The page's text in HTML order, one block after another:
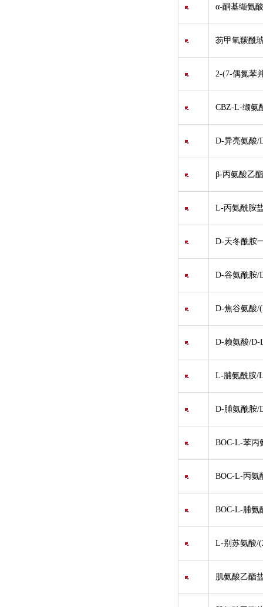
α-酮基缬氨
芴甲氧羰酰
2-(7-偶氮苯
CBZ-L-缬氨
D-异亮氨酸/
β-丙氨酸乙
L-丙氨酰胺
D-天冬酰胺
D-谷氨酰胺/
D-焦谷氨酸/
D-赖氨酸/D-
L-脯氨酰胺/
D-脯氨酰胺/
BOC-L-苯丙
BOC-L-丙氨
BOC-L-脯氨
L-别苏氨酸/
肌氨酸乙酯